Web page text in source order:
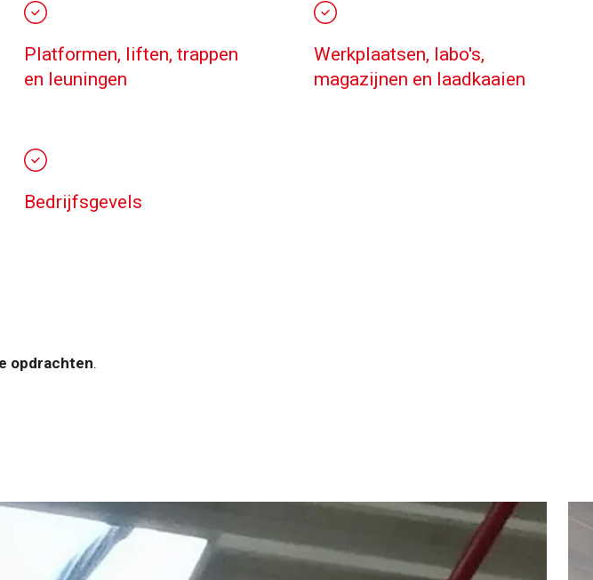
Platformen, liften, trappen
en leuningen
Werkplaatsen, labo's,
magazijnen en laadkaaien
Bedrijfsgevels
opdrachten.